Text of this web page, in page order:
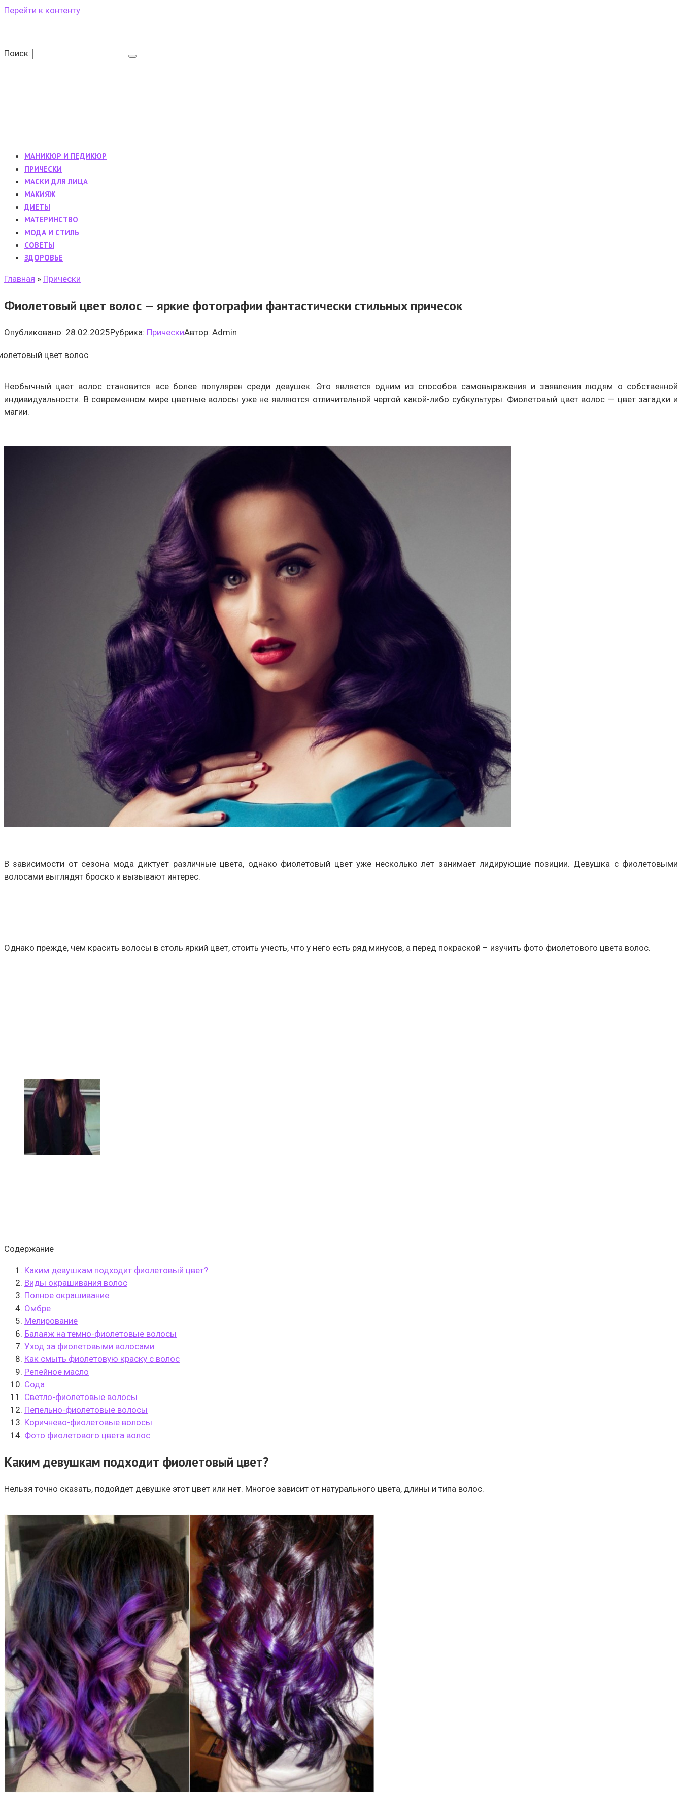
Перейти к контенту
Поиск:
МАНИКЮР И ПЕДИКЮР
ПРИЧЕСКИ
МАСКИ ДЛЯ ЛИЦА
МАКИЯЖ
ДИЕТЫ
МАТЕРИНСТВО
МОДА И СТИЛЬ
CОВЕТЫ
ЗДОРОВЬЕ
Главная » Прически
Фиолетовый цвет волос — яркие фотографии фантастически стильных причесок
Опубликовано: 28.02.2025Рубрика: ПрическиАвтор: Admin
Необычный цвет волос становится все более популярен среди девушек. Это является одним из способов самовыражения и заявления людям о собственной
индивидуальности. В современном мире цветные волосы уже не являются отличительной чертой какой-либо субкультуры. Фиолетовый цвет волос — цвет загадки и
магии.
В зависимости от сезона мода диктует различные цвета, однако фиолетовый цвет уже несколько лет занимает лидирующие позиции. Девушка с фиолетовыми
волосами выглядят броско и вызывают интерес.
Однако прежде, чем красить волосы в столь яркий цвет, стоить учесть, что у него есть ряд минусов, а перед покраской – изучить фото фиолетового цвета волос.
Содержание
Каким девушкам подходит фиолетовый цвет?
Виды окрашивания волос
Полное окрашивание
Омбре
Мелирование
Балаяж на темно-фиолетовые волосы
Уход за фиолетовыми волосами
Как смыть фиолетовую краску с волос
Репейное масло
Сода
Светло-фиолетовые волосы
Пепельно-фиолетовые волосы
Коричнево-фиолетовые волосы
Фото фиолетового цвета волос
Каким девушкам подходит фиолетовый цвет?
Нельзя точно сказать, подойдет девушке этот цвет или нет. Многое зависит от натурального цвета, длины и типа волос.